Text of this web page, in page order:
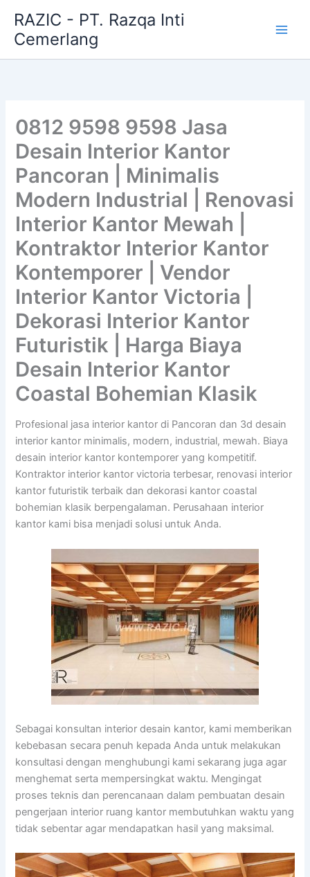
content
RAZIC - PT. Razqa Inti
Cemerlang
0812 9598 9598 Jasa
Desain Interior Kantor
Pancoran | Minimalis
Modern Industrial | Renovasi
Interior Kantor Mewah |
Kontraktor Interior Kantor
Kontemporer | Vendor
Interior Kantor Victoria |
Dekorasi Interior Kantor
Futuristik | Harga Biaya
Desain Interior Kantor
Coastal Bohemian Klasik
Profesional jasa interior kantor di Pancoran dan 3d desain
interior kantor minimalis, modern, industrial, mewah. Biaya
desain interior kantor kontemporer yang kompetitif.
Kontraktor interior kantor victoria terbesar, renovasi interior
kantor futuristik terbaik dan dekorasi kantor coastal
bohemian klasik berpengalaman. Perusahaan interior
kantor kami bisa menjadi solusi untuk Anda.
Sebagai konsultan interior desain kantor, kami memberikan
kebebasan secara penuh kepada Anda untuk melakukan
konsultasi dengan menghubungi kami sekarang juga agar
menghemat serta mempersingkat waktu. Mengingat
proses teknis dan perencanaan dalam pembuatan desain
pengerjaan interior ruang kantor membutuhkan waktu yang
tidak sebentar agar mendapatkan hasil yang maksimal.